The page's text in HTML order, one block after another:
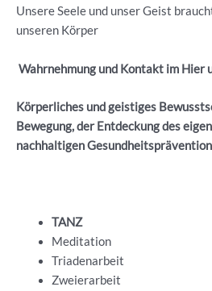
Unsere Seele und unser Geist
unseren Körper
Wahrnehmung und Kontakt im Hier
Körperliches und geistiges
Bewegung, der Entdeckung des
nachhaltigen Gesundheitsprävention
TANZ
Meditation
Triadenarbeit
Zweierarbeit